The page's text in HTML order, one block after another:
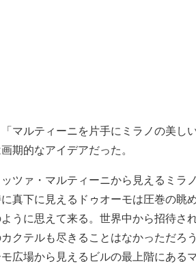
マルティーニを片手にミラノの美し
期的なアイデアだった。
ツァ・マルティーニから見えるミラ
真下に見えるドゥオーモは圧巻の眺
うに思えて来る。世界中から招待さ
クテルも尽きることはなかっただろ
モ広場から見えるビルの最上階にある